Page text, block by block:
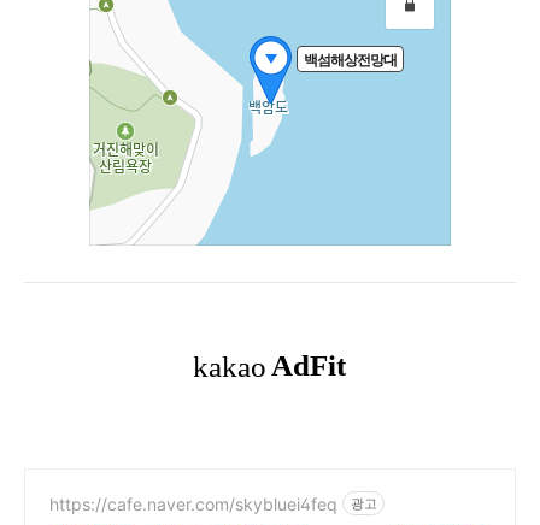
https://cafe.naver.com/skybluei4feq 광고